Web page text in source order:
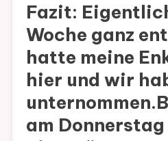
Fazit:
Woche ganz
hatte meine
hier und wir
am Donnerstag